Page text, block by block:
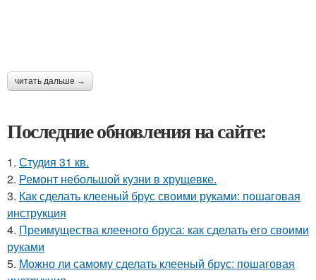
читать дальше →
Последние обновления на сайте:
1. Студия 31 кв.
2. Ремонт небольшой кузни в хрущевке.
3. Как сделать клееный брус своими руками: пошаговая
инструкция
4. Преимущества клееного бруса: как сделать его своими
руками
5. Можно ли самому сделать клееный брус: пошаговая